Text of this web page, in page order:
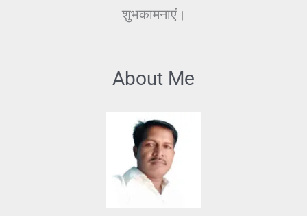
शुभकामनाएं।
About Me